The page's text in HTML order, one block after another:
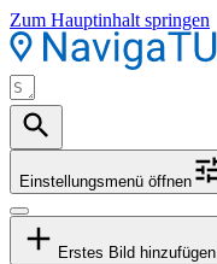
Zum Hauptinhalt springen
Einstellungsmenü öffnen
Erstes Bild hinzufügen